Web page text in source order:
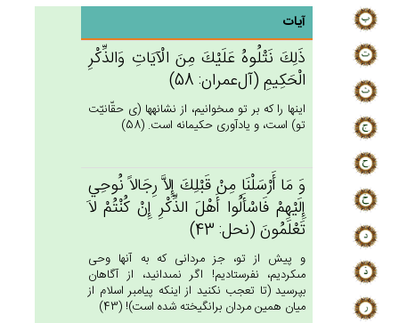
آیات
ذَلِك‌َ نَتْلُوه‌ُ عَلَيْك‌َ مِن‌َ الْآيَات‌ِ وَالذِّكْرِ
الْحَكِيم‌ِ (آل‌عمران: 58)
اينها را كه بر تو مى‏خوانيم، از نشانه‏ها (ى حقّانيّت
تو) است، و يادآورى حكيمانه است. (58)
وَ مَا أَرْسَلْنَا مِنْ‌ قَبْلِك‌َ إِلاَّ رِجَالاً نُوحِي‌
إِلَيْهِم‌ْ فَاسْأَلُوا أَهْل‌َ الذِّكْرِ إِنْ‌ كُنْتُمْ‌ لاَ
تَعْلَمُون‌َ (نحل: 43)
و پيش از تو، جز مردانى كه به آنها وحى
مى‏كرديم، نفرستاديم! اگر نمى‏دانيد، از آگاهان
بپرسيد (تا تعجب نكنيد از اينكه پيامبر اسلام از
ميان همين مردان برانگيخته شده است)! (43)